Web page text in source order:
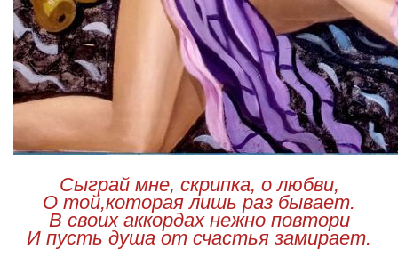
Сыграй мне, скрипка, о любви,
О той,которая лишь раз бывает.
В своих аккордах нежно повтори
И пусть душа от счастья замирает.